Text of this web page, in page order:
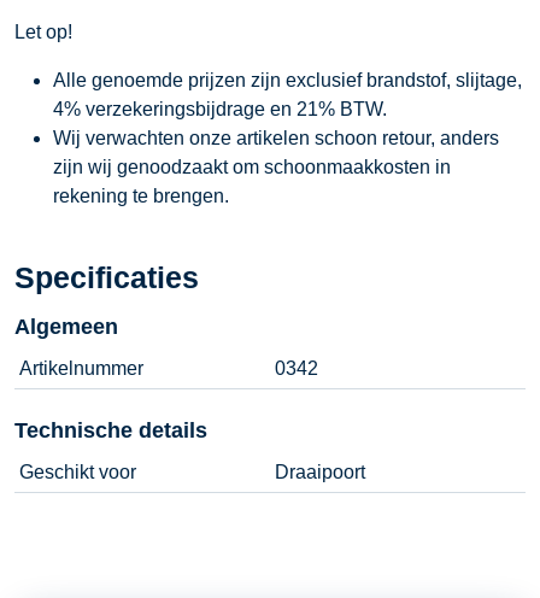
Let op!
Alle genoemde prijzen zijn exclusief brandstof, slijtage,
4% verzekeringsbijdrage en 21% BTW.
Wij verwachten onze artikelen schoon retour, anders
zijn wij genoodzaakt om schoonmaakkosten in
rekening te brengen.
Specificaties
Algemeen
Artikelnummer 0342
Technische details
Geschikt voor Draaipoort